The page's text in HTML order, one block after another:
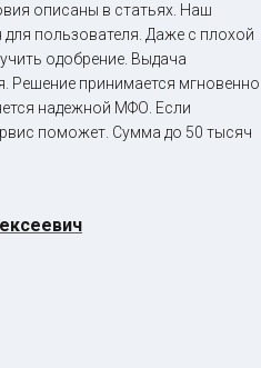
описаны в статьях. Наш
пользователя. Даже с плохой
одобрение. Выдача
Решение принимается мгновенно
надежной МФО. Если
поможет. Сумма до 50 тысяч